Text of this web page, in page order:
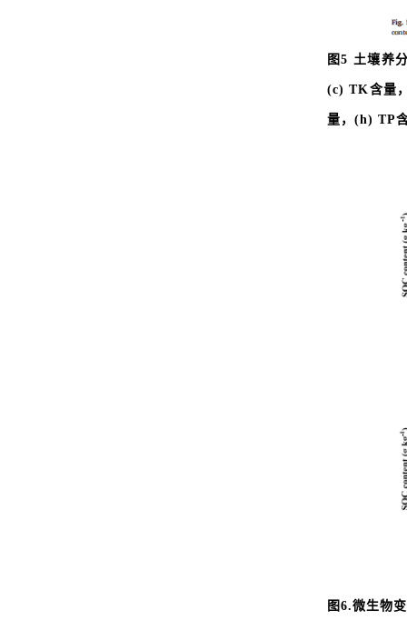
图5 土壤养
(c) TK含量
量，(h) TP
图6.微生物